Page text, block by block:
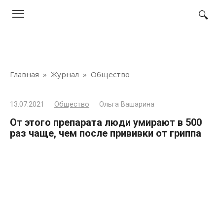
Главная » Журнал » Общество
13.07.2021 Общество Ольга Вашарина
От этого препарата люди умирают в 500
раз чаще, чем после прививки от гриппа